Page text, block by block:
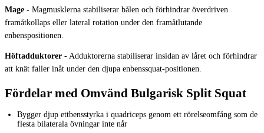
Mage - Magmusklerna stabiliserar bålen och förhindrar överdriven
framåtkollaps eller lateral rotation under den framåtlutande
enbenspositionen.
Höftadduktorer - Adduktorerna stabiliserar insidan av låret och förhindrar
att knät faller inåt under den djupa enbenssquat-positionen.
Fördelar med Omvänd Bulgarisk Split Squat
Bygger djup ettbensstyrka i quadriceps genom ett rörelseomfång som de
flesta bilaterala övningar inte når